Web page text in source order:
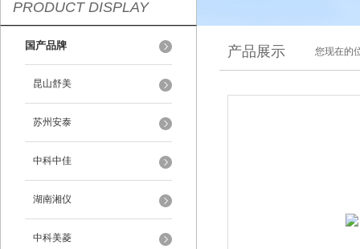
PRODUCT DISPLAY
国产品牌
昆山舒美
苏州安泰
中科中佳
湖南湘仪
中科美菱
产品展示 您现在的